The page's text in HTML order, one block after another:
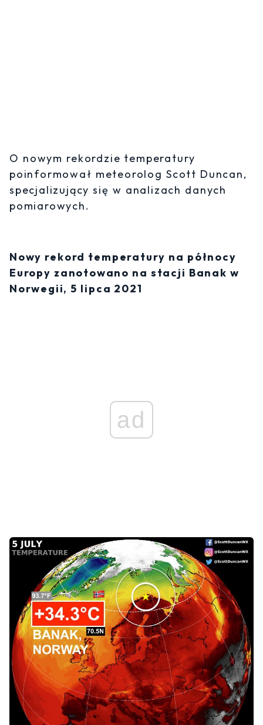
O nowym rekordzie temperatury
poinformował meteorolog Scott Duncan,
specjalizujący się w analizach danych
pomiarowych.
Nowy rekord temperatury na północy
Europy zanotowano na stacji Banak w
Norwegii, 5 lipca 2021
ad